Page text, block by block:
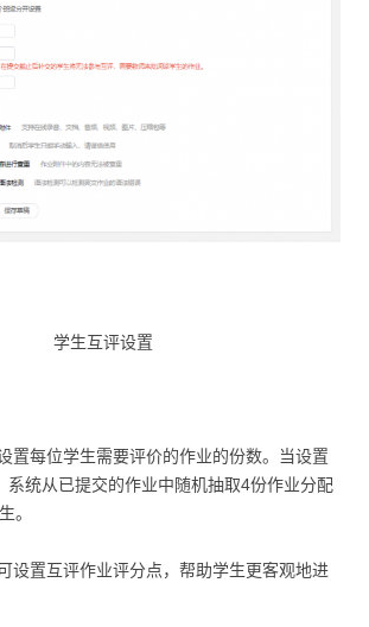
学生互评设置
置每位学生需要评价的作业的份数。当设置
系统从已提交的作业中随机抽取4份作业分配
。
设置互评作业评分点，帮助学生更客观地进